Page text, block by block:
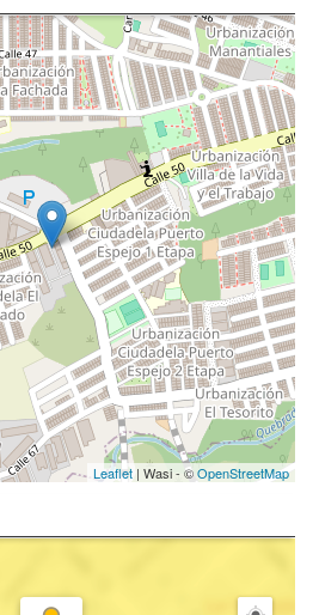
Leaflet | Wasi - ©OpenStreetMap